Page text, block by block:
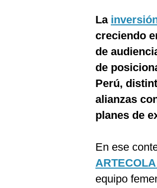
La
creciendo
de
de
Perú,
alianzas
planes de
En ese
equipo